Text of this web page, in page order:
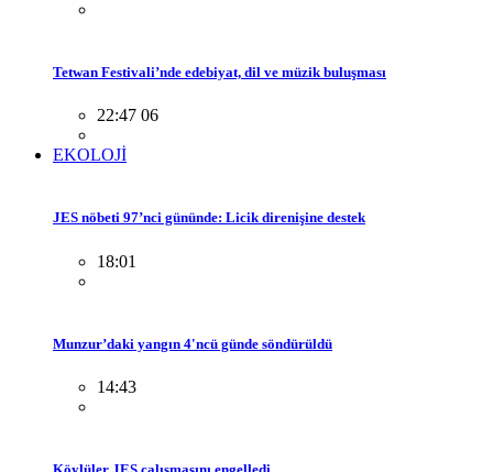
Tetwan Festivali’nde edebiyat, dil ve müzik buluşması
22:47 06
EKOLOJİ
JES nöbeti 97’nci gününde: Licik direnişine destek
18:01
Munzur’daki yangın 4'ncü günde söndürüldü
14:43